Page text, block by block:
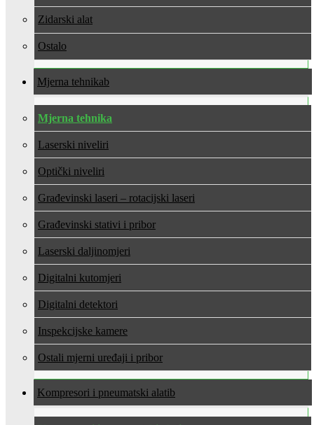
Zidarski alat
Ostalo
Mjerna tehnika
Mjerna tehnika
Laserski niveliri
Optički niveliri
Građevinski laseri – rotacijski laseri
Građevinski stativi i pribor
Laserski daljinomjeri
Digitalni kutomjeri
Digitalni detektori
Inspekcijske kamere
Ostali mjerni uređaji i pribor
Kompresori i pneumatski alati